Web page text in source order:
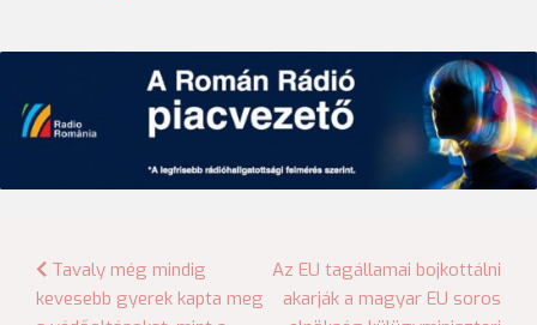
Bejegyzés
Tavaly még mindig
kevesebb gyerek kapta meg
Az EU tagállamai bojkottálni
akarják a magyar EU soros